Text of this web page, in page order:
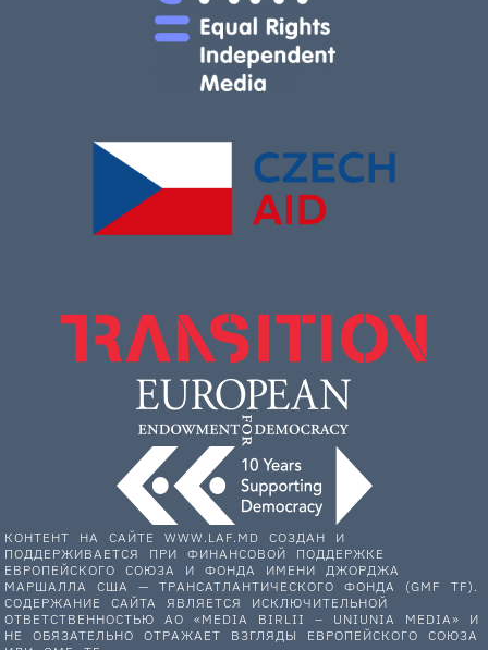
КОНТЕНТ НА САЙТЕ WWW.LAF.MD СОЗДАН И
ПОДДЕРЖИВАЕТСЯ ПРИ ФИНАНСОВОЙ ПОДДЕРЖКЕ
ЕВРОПЕЙСКОГО СОЮЗА И ФОНДА ИМЕНИ ДЖОРДЖА
МАРШАЛЛА США — ТРАНСАТЛАНТИЧЕСКОГО ФОНДА (GMF TF).
СОДЕРЖАНИЕ САЙТА ЯВЛЯЕТСЯ ИСКЛЮЧИТЕЛЬНОЙ
ОТВЕТСТВЕННОСТЬЮ АО «MEDIA BIRLII – UNIUNIA MEDIA» И
НЕ ОБЯЗАТЕЛЬНО ОТРАЖАЕТ ВЗГЛЯДЫ ЕВРОПЕЙСКОГО СОЮЗА